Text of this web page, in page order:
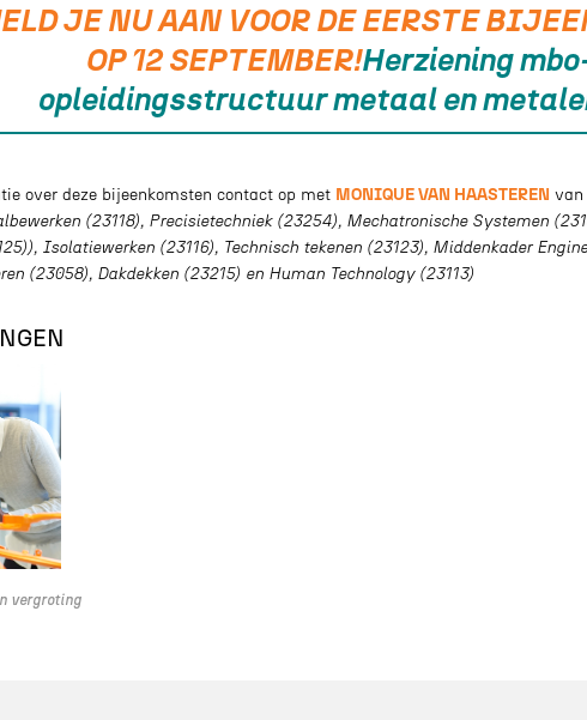
JE NU AAN VOOR DE EERSTE
OP 12 SEPTEMBER!Herziening
opleidingsstructuur metaal en
over deze bijeenkomsten contact op met MONIQUE VAN HAASTEREN van
(23118), Precisietechniek (23254), Mechatronische Systemen
Isolatiewerken (23116), Technisch tekenen (23123), Middenkader
(23058), Dakdekken (23215) en Human Technology (23113)
vergroting